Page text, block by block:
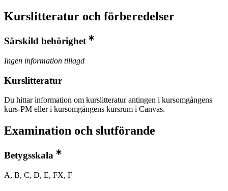
Kurslitteratur och förberedelser
Särskild behörighet
Ingen information tillagd
Kurslitteratur
Du hittar information om kurslitteratur antingen i kursomgångens
kurs-PM eller i kursomgångens kursrum i Canvas.
Examination och slutförande
Betygsskala
A, B, C, D, E, FX, F